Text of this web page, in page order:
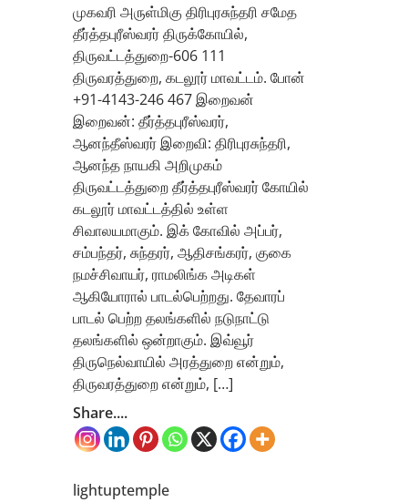
முகவரி அருள்மிகு திரிபுரசுந்தரி சமேத
தீர்த்தபுரீஸ்வரர் திருக்கோயில்,
திருவட்டத்துறை-606 111
திருவரத்துறை, கடலூர் மாவட்டம். போன்
+91-4143-246 467 இறைவன்
இறைவன்: தீர்த்தபுரீஸ்வரர்,
ஆனந்தீஸ்வரர் இறைவி: திரிபுரசுந்தரி,
ஆனந்த நாயகி அறிமுகம்
திருவட்டத்துறை தீர்த்தபுரீஸ்வரர் கோயில்
கடலூர் மாவட்டத்தில் உள்ள
சிவாலயமாகும். இக் கோவில் அப்பர்,
சம்பந்தர், சுந்தரர், ஆதிசங்கரர், குகை
நமச்சிவாயர், ராமலிங்க அடிகள்
ஆகியோரால் பாடல்பெற்றது. தேவாரப்
பாடல் பெற்ற தலங்களில் நடுநாட்டு
தலங்களில் ஒன்றாகும். இவ்வூர்
திருநெல்வாயில் அரத்துறை என்றும்,
திருவரத்துறை என்றும், […]
Share....
lightuptemple